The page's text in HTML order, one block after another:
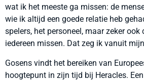
wat ik het meeste ga missen: de
wie ik altijd een goede relatie heb
spelers, het personeel, maar zeker ook
iedereen missen. Dat zeg ik vanuit
Gosens vindt het bereiken van
hoogtepunt in zijn tijd bij Heracles.